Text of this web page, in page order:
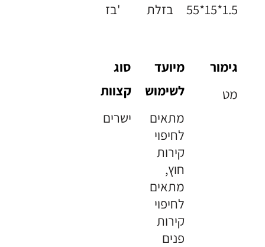
55*15*1.5
בזלת
בז'
גימור
מט
מיועד
לשימוש
מתאים
לחיפוי
קירות
חוץ,
מתאים
לחיפוי
קירות
פנים
סוג
קצוות
ישרים